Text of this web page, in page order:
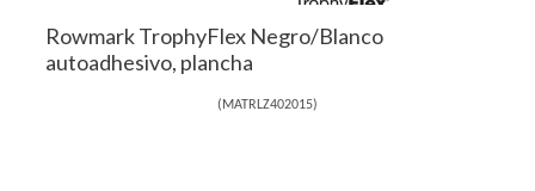
Rowmark TrophyFlex Negro/Blanco
autoadhesivo, plancha
( MATRLZ402015)